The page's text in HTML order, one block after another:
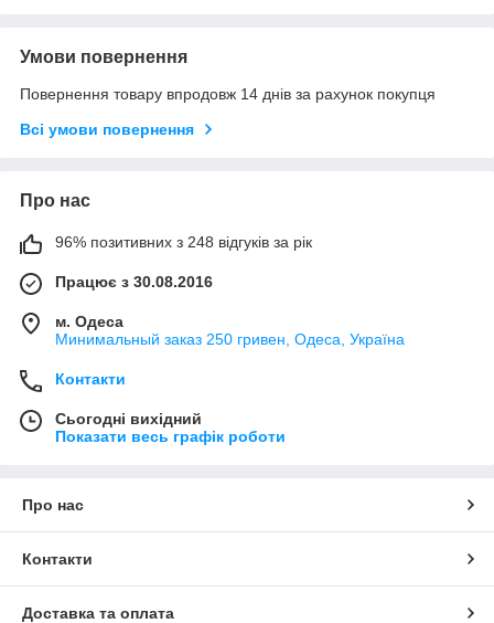
Умови повернення
Повернення товару впродовж 14 днів за рахунок покупця
Всі умови повернення
Про нас
96% позитивних з 248 відгуків за рік
Працює з 30.08.2016
м. Одеса
Минимальный заказ 250 гривен, Одеса, Україна
Контакти
Сьогодні вихідний
Показати весь графік роботи
Про нас
Контакти
Доставка та оплата